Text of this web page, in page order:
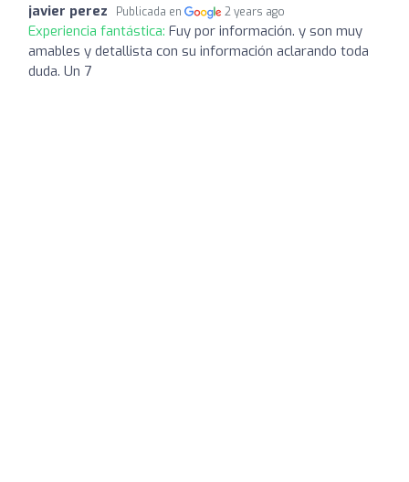
javier perez Publicada en 2 years ago
Experiencia fantástica: Fuy por información. y son muy
amables y detallista con su información aclarando toda
duda. Un 7